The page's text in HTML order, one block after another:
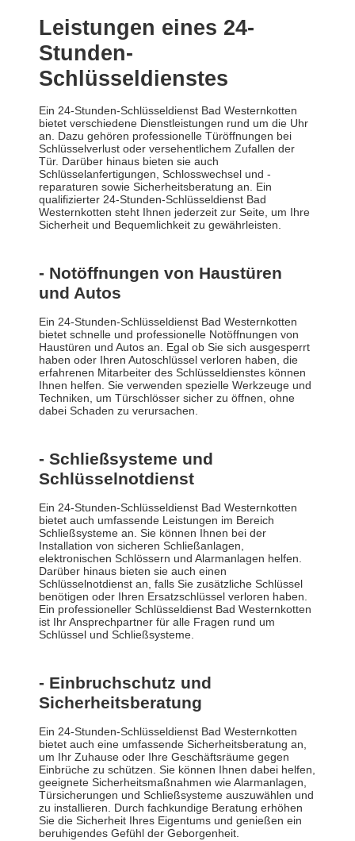
Leistungen eines 24-
Stunden-
Schlüsseldienstes
Ein 24-Stunden-Schlüsseldienst Bad Westernkotten
bietet verschiedene Dienstleistungen rund um die Uhr
an. Dazu gehören professionelle Türöffnungen bei
Schlüsselverlust oder versehentlichem Zufallen der
Tür. Darüber hinaus bieten sie auch
Schlüsselanfertigungen, Schlosswechsel und -
reparaturen sowie Sicherheitsberatung an. Ein
qualifizierter 24-Stunden-Schlüsseldienst Bad
Westernkotten steht Ihnen jederzeit zur Seite, um Ihre
Sicherheit und Bequemlichkeit zu gewährleisten.
- Notöffnungen von Haustüren
und Autos
Ein 24-Stunden-Schlüsseldienst Bad Westernkotten
bietet schnelle und professionelle Notöffnungen von
Haustüren und Autos an. Egal ob Sie sich ausgesperrt
haben oder Ihren Autoschlüssel verloren haben, die
erfahrenen Mitarbeiter des Schlüsseldienstes können
Ihnen helfen. Sie verwenden spezielle Werkzeuge und
Techniken, um Türschlösser sicher zu öffnen, ohne
dabei Schaden zu verursachen.
- Schließsysteme und
Schlüsselnotdienst
Ein 24-Stunden-Schlüsseldienst Bad Westernkotten
bietet auch umfassende Leistungen im Bereich
Schließsysteme an. Sie können Ihnen bei der
Installation von sicheren Schließanlagen,
elektronischen Schlössern und Alarmanlagen helfen.
Darüber hinaus bieten sie auch einen
Schlüsselnotdienst an, falls Sie zusätzliche Schlüssel
benötigen oder Ihren Ersatzschlüssel verloren haben.
Ein professioneller Schlüsseldienst Bad Westernkotten
ist Ihr Ansprechpartner für alle Fragen rund um
Schlüssel und Schließsysteme.
- Einbruchschutz und
Sicherheitsberatung
Ein 24-Stunden-Schlüsseldienst Bad Westernkotten
bietet auch eine umfassende Sicherheitsberatung an,
um Ihr Zuhause oder Ihre Geschäftsräume gegen
Einbrüche zu schützen. Sie können Ihnen dabei helfen,
geeignete Sicherheitsmaßnahmen wie Alarmanlagen,
Türsicherungen und Schließsysteme auszuwählen und
zu installieren. Durch fachkundige Beratung erhöhen
Sie die Sicherheit Ihres Eigentums und genießen ein
beruhigendes Gefühl der Geborgenheit.